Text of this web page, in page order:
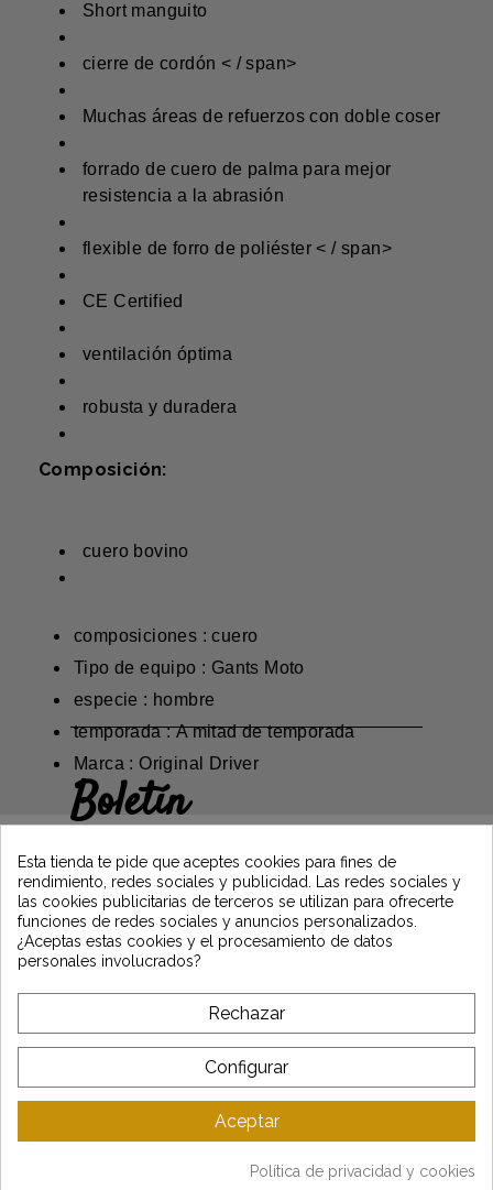
Short manguito
cierre de cordón < / span>
Muchas áreas de refuerzos con doble coser
forrado de cuero de palma para mejor
resistencia a la abrasión
flexible de forro de poliéster < / span>
CE Certified
ventilación óptima
robusta y duradera
Composición:
cuero bovino
composiciones : cuero
Tipo de equipo : Gants Moto
especie : hombre
temporada : A mitad de temporada
Marca : Original Driver
Boletín
suscribiéndose y manténgase informado de
las últimas noticias de Vintage Motors
*Dès 99€ d'achat. En vous abonnant à notre newsletter, vous reconnaissez avoir pris
l'acceptez.
A PROPÓSITO DE VINTAGE
SERVICIO AL CLIENTE
Gestion des données Plan du site
Esta tienda te pide que aceptes cookies para fines de
rendimiento, redes sociales y publicidad. Las redes sociales y
las cookies publicitarias de terceros se utilizan para ofrecerte
funciones de redes sociales y anuncios personalizados.
¿Aceptas estas cookies y el procesamiento de datos
personales involucrados?
Rechazar
Configurar
Aceptar
Política de privacidad y cookies